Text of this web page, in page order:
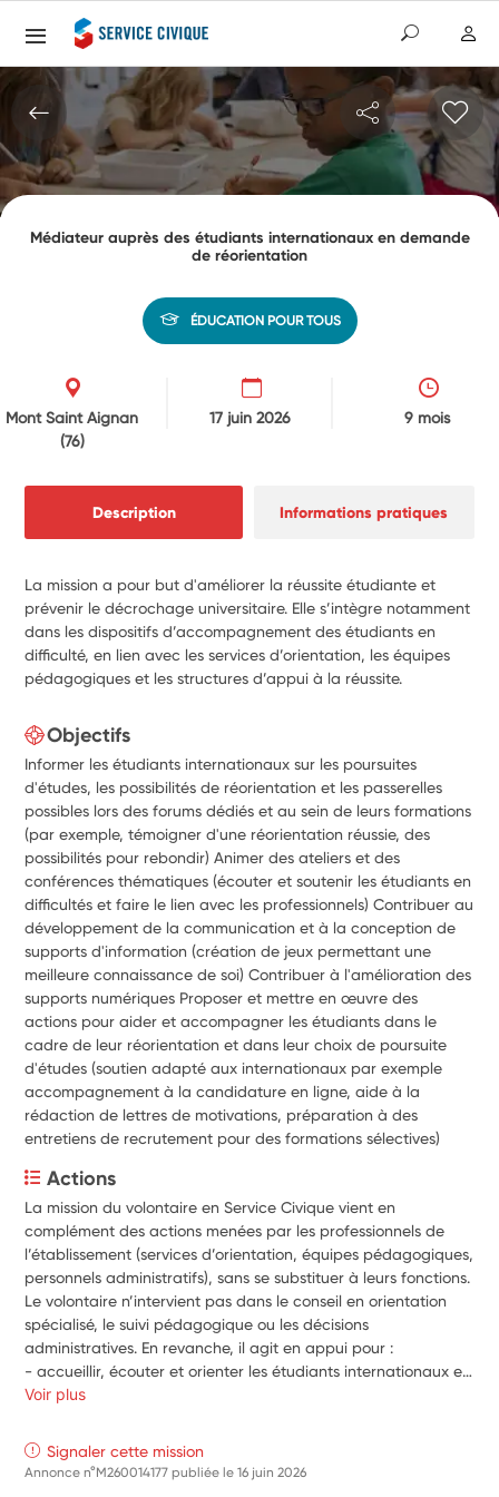
Médiateur auprès des étudiants internationaux en demande
de réorientation
ÉDUCATION POUR TOUS
Mont Saint Aignan
(76)
17 juin 2026 9 mois
Description Informations pratiques
La mission a pour but d'améliorer la réussite étudiante et
prévenir le décrochage universitaire. Elle s’intègre notamment
dans les dispositifs d’accompagnement des étudiants en
difficulté, en lien avec les services d’orientation, les équipes
pédagogiques et les structures d’appui à la réussite.
Objectifs
Informer les étudiants internationaux sur les poursuites
d'études, les possibilités de réorientation et les passerelles
possibles lors des forums dédiés et au sein de leurs formations
(par exemple, témoigner d'une réorientation réussie, des
possibilités pour rebondir) Animer des ateliers et des
conférences thématiques (écouter et soutenir les étudiants en
difficultés et faire le lien avec les professionnels) Contribuer au
développement de la communication et à la conception de
supports d'information (création de jeux permettant une
meilleure connaissance de soi) Contribuer à l'amélioration des
supports numériques Proposer et mettre en œuvre des
actions pour aider et accompagner les étudiants dans le
cadre de leur réorientation et dans leur choix de poursuite
d'études (soutien adapté aux internationaux par exemple
accompagnement à la candidature en ligne, aide à la
rédaction de lettres de motivations, préparation à des
entretiens de recrutement pour des formations sélectives)
Actions
La mission du volontaire en Service Civique vient en
complément des actions menées par les professionnels de
l’établissement (services d’orientation, équipes pédagogiques,
personnels administratifs), sans se substituer à leurs fonctions.
Le volontaire n’intervient pas dans le conseil en orientation
spécialisé, le suivi pédagogique ou les décisions
administratives. En revanche, il agit en appui pour :
- accueillir, écouter et orienter les étudiants internationaux en
difficulté vers les interlocuteurs et dispositifs adaptés ;
aux démarches de réorientation ;
- proposer un accompagnement informel (échanges,
Voir plus
Signaler cette mission
Annonce n°M260014177 publiée le16 juin 2026